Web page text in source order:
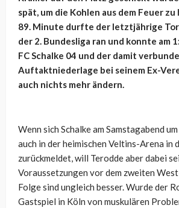
spät, um die Kohlen aus dem Feuer
89. Minute durfte der letztjährige
der 2. Bundesliga ran und konnte am
FC Schalke 04 und der damit
Auftaktniederlage bei seinem Ex-
auch nichts mehr ändern.
Wenn sich Schalke am Samstagabend
auch in der heimischen Veltins-Arena in
zurückmeldet, will Terodde aber dabei
Voraussetzungen vor dem zweiten
Folge sind ungleich besser. Wurde der
Gastspiel in Köln von muskulären